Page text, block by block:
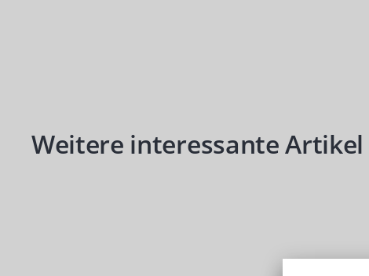
Produktgalerie überspringen
Weitere interessante Artikel